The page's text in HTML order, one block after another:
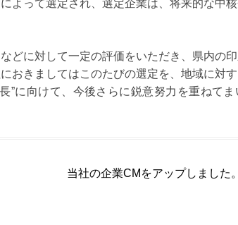
よって選定され、選定企業は、将来的な中
どに対して一定の評価をいただき、県内の
おきましてはこのたびの選定を、地域に対
”に向けて、今後さらに鋭意努力を重ねてま
当社の企業CMをアップしました